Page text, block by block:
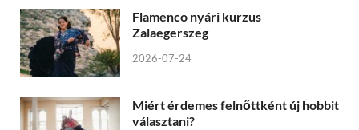
Flamenco nyári kurzus
Zalaegerszeg
2026-07-24
Miért érdemes felnőttként új hobbit
választani?